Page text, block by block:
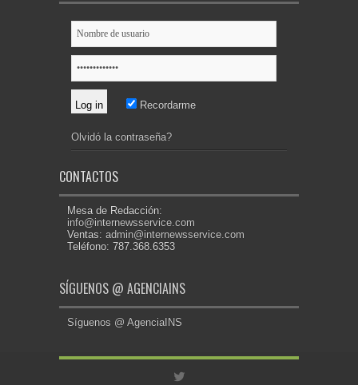
Recordarme
Olvidó la contraseña?
CONTACTOS
Mesa de Redacción:
info@internewsservice.com
Ventas: admin@internewsservice.com
Teléfono: 787.368.6353
SÍGUENOS @ AGENCIAINS
Síguenos @ AgenciaINS